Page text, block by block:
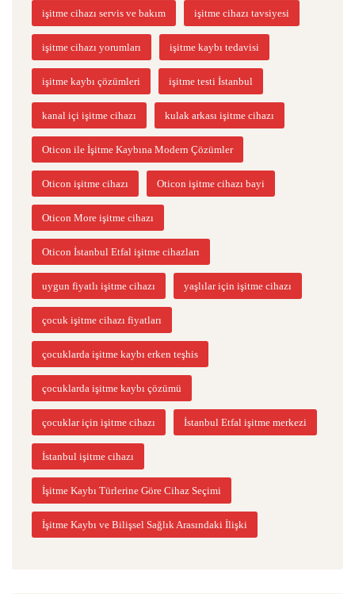
işitme cihazı servis ve bakım işitme cihazı tavsiyesi
işitme cihazı yorumları işitme kaybı tedavisi
işitme kaybı çözümleri işitme testi İstanbul
kanal içi işitme cihazı kulak arkası işitme cihazı
Oticon ile İşitme Kaybına Modern Çözümler
Oticon işitme cihazı Oticon işitme cihazı bayi
Oticon More işitme cihazı
Oticon İstanbul Etfal işitme cihazları
uygun fiyatlı işitme cihazı yaşlılar için işitme cihazı
çocuk işitme cihazı fiyatları
çocuklarda işitme kaybı erken teşhis
çocuklarda işitme kaybı çözümü
çocuklar için işitme cihazı İstanbul Etfal işitme merkezi
İstanbul işitme cihazı
İşitme Kaybı Türlerine Göre Cihaz Seçimi
İşitme Kaybı ve Bilişsel Sağlık Arasındaki İlişki